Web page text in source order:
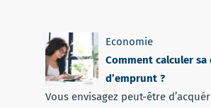
Economie
Comment calculer sa
d’emprunt ?
Vous envisagez peut-être